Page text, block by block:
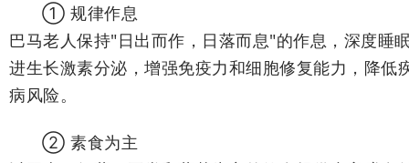
① 规律作息
巴马老人保持"日出而作，日落而息"的作息，深度睡
进生长激素分泌，增强免疫力和细胞修复能力，降低
病风险。
② 素食为主